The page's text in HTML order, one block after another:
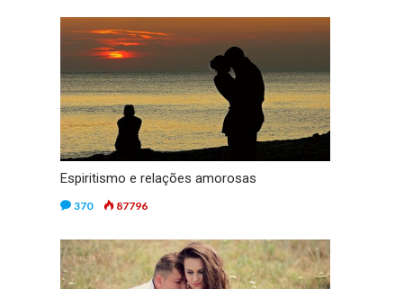
Espiritismo e relações amorosas
370 87796